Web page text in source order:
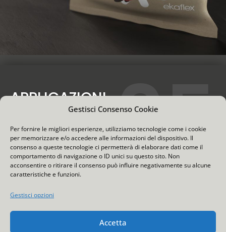
Gestisci Consenso Cookie
Per fornire le migliori esperienze, utilizziamo tecnologie come i cookie
per memorizzare e/o accedere alle informazioni del dispositivo. Il
consenso a queste tecnologie ci permetterà di elaborare dati come il
comportamento di navigazione o ID unici su questo sito. Non
acconsentire o ritirare il consenso può influire negativamente su alcune
caratteristiche e funzioni.
Gestisci opzioni
Accetta
05
APPLICAZIONI
Tray in carta termoformabile, accoppiato a
monomateriale ad alta barriera,
Una soluzione sicura per gli alimenti,